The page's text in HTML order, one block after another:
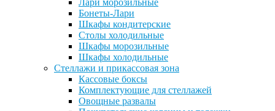
Лари морозильные
Бонеты-Лари
Шкафы кондитерские
Столы холодильные
Шкафы морозильные
Шкафы холодильные
Стеллажи и прикассовая зона
Кассовые боксы
Комплектующие для стеллажей
Овощные развалы